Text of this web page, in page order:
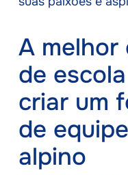
A melhor
de
criar um
de
alpino